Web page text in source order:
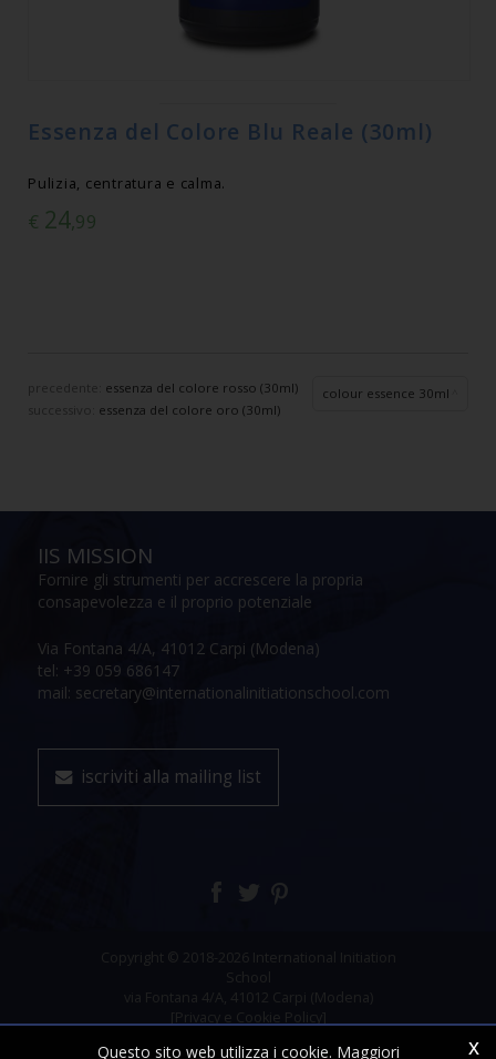
Essenza del Colore Blu Reale (30ml)
Pulizia, centratura e calma.
€ 24,99
precedente: essenza del colore rosso (30ml)
essenza del colore oro (30ml)
colour essence 30ml
IIS MISSION
Fornire gli strumenti per accrescere la propria
consapevolezza e il proprio potenziale
Via Fontana 4/A, 41012 Carpi (Modena)
tel: +39 059 686147
mail: secretary@internationalinitiationschool.com
iscriviti alla mailing list
Copyright © 2018-2026 International Initiation
School
via Fontana 4/A, 41012 Carpi (Modena)
[Privacy e Cookie Policy]
x
Questo sito web utilizza i cookie. Maggiori